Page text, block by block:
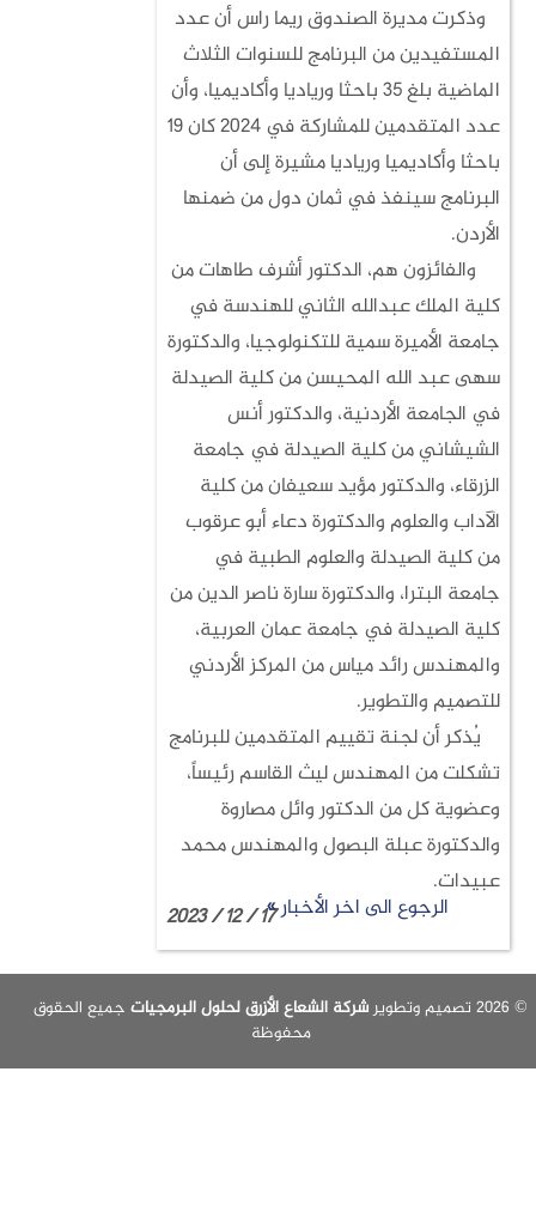
وذكرت مديرة الصندوق ريما راس أن عدد
المستفيدين من البرنامج للسنوات الثلاث
الماضية بلغ 35 باحثا ورياديا وأكاديميا، وأن
عدد المتقدمين للمشاركة في 2024 كان 19
باحثا وأكاديميا ورياديا مشيرة إلى أن
البرنامج سينفذ في ثمان دول من ضمنها
الأردن.
والفائزون هم، الدكتور أشرف طاهات من
كلية الملك عبدالله الثاني للهندسة في
جامعة الأميرة سمية للتكنولوجيا، والدكتورة
سهى عبد الله المحيسن من كلية الصيدلة
في الجامعة الأردنية، والدكتور أنس
الشيشاني من كلية الصيدلة في جامعة
الزرقاء، والدكتور مؤيد سعيفان من كلية
الآداب والعلوم والدكتورة دعاء أبو عرقوب
من كلية الصيدلة والعلوم الطبية في
جامعة البترا، والدكتورة سارة ناصر الدين من
كلية الصيدلة في جامعة عمان العربية،
والمهندس رائد مياس من المركز الأردني
للتصميم والتطوير.
يُذكر أن لجنة تقييم المتقدمين للبرنامج
تشكلت من المهندس ليث القاسم رئيساً،
وعضوية كل من الدكتور وائل مصاروة
والدكتورة عبلة البصول والمهندس محمد
عبيدات.
17 / 12 / 2023الرجوع الى اخر الأخبار »
شركة الشعاع الأزرق لحلول البرمجياتجميع الحقوق
محفوظة